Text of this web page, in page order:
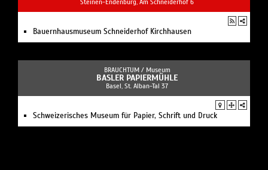
Steinen-Endenburg, Am Schneiderhof 6
Bauernhausmuseum Schneiderhof Kirchhausen
BRAUCHTUM / Museum
BASLER PAPIERMÜHLE
Basel, St. Alban-Tal 37
Schweizerisches Museum für Papier, Schrift und Druck